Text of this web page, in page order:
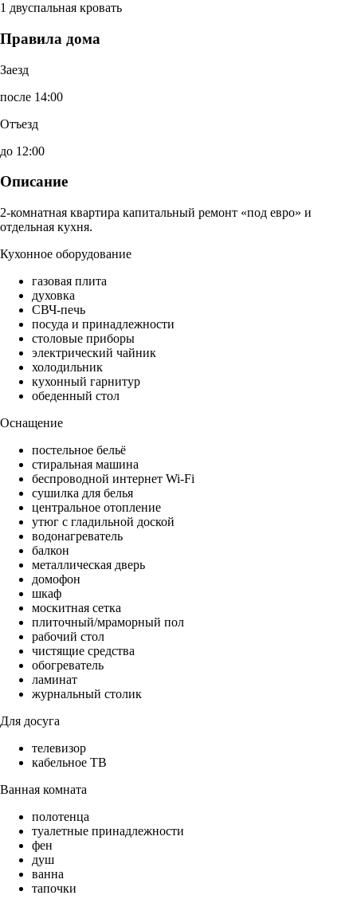
1 двуспальная кровать
Правила дома
Заезд
после 14:00
Отъезд
до 12:00
Описание
2-комнатная квартира капитальный ремонт «под евро» и
отдельная кухня.
Кухонное оборудование
газовая плита
духовка
СВЧ-печь
посуда и принадлежности
столовые приборы
электрический чайник
холодильник
кухонный гарнитур
обеденный стол
Оснащение
постельное бельё
стиральная машина
беспроводной интернет Wi-Fi
сушилка для белья
центральное отопление
утюг с гладильной доской
водонагреватель
балкон
металлическая дверь
домофон
шкаф
москитная сетка
плиточный/мраморный пол
рабочий стол
чистящие средства
обогреватель
ламинат
журнальный столик
Для досуга
телевизор
кабельное ТВ
Ванная комната
полотенца
туалетные принадлежности
фен
душ
ванна
тапочки